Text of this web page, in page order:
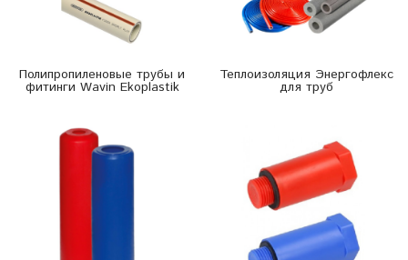
Полипропиленовые трубы и
фитинги Wavin Ekoplastik
Теплоизоляция Энергофлекс
для труб